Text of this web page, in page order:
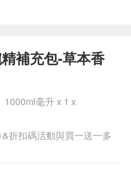
補充包-草本香
毫升 x 1 x
折扣碼活動與買一送一多